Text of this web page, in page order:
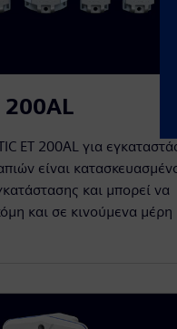
200AL
ET 200AL για
είναι
και μπορεί να
και σε κινούμενα μέρη